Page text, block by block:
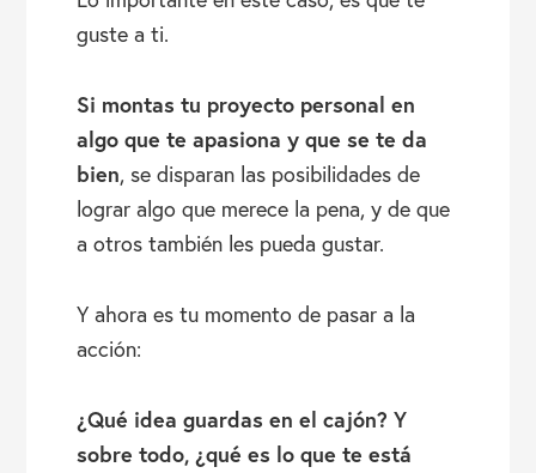
guste a ti.
Si montas tu proyecto personal en
algo que te apasiona y que se te da
bien, se disparan las posibilidades de
lograr algo que merece la pena, y de que
a otros también les pueda gustar.
Y ahora es tu momento de pasar a la
acción:
¿Qué idea guardas en el cajón? Y
sobre todo, ¿qué es lo que te está